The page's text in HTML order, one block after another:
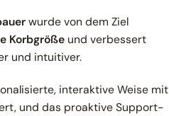
wurde von dem Ziel
Korbgröße und verbessert
und intuitiver.
interaktive Weise mit
und das proaktive Support-